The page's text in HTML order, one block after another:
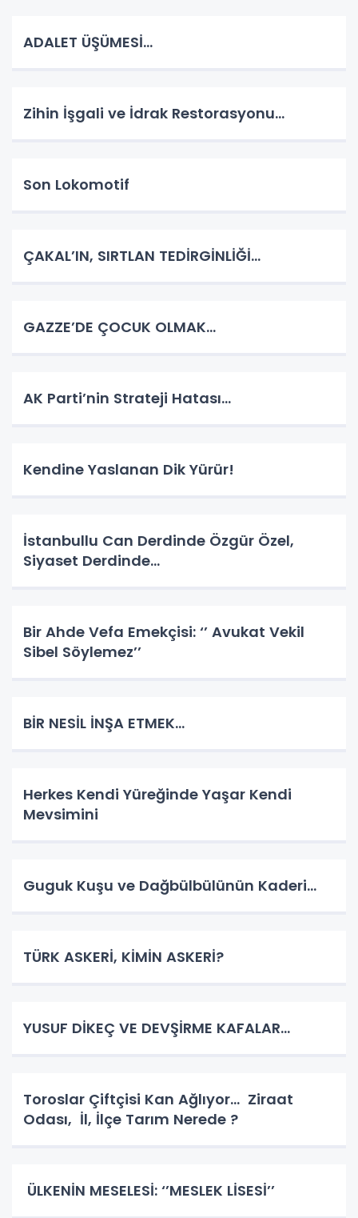
ADALET ÜŞÜMESİ…
Zihin İşgali ve İdrak Restorasyonu…
Son Lokomotif
ÇAKAL’IN, SIRTLAN TEDİRGİNLİĞİ…
GAZZE’DE ÇOCUK OLMAK…
AK Parti’nin Strateji Hatası…
Kendine Yaslanan Dik Yürür!
İstanbullu Can Derdinde Özgür Özel,
Siyaset Derdinde…
Bir Ahde Vefa Emekçisi: ‘’ Avukat Vekil
Sibel Söylemez’’
BİR NESİL İNŞA ETMEK…
Herkes Kendi Yüreğinde Yaşar Kendi
Mevsimini
Guguk Kuşu ve Dağbülbülünün Kaderi…
TÜRK ASKERİ, KİMİN ASKERİ?
YUSUF DİKEÇ VE DEVŞİRME KAFALAR…
Toroslar Çiftçisi Kan Ağlıyor… Ziraat
Odası, İl, İlçe Tarım Nerede ?
ÜLKENİN MESELESİ: ‘’MESLEK LİSESİ’’